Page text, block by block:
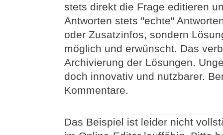
stets direkt die Frage editieren
Antworten stets "echte"
oder Zusatzinfos, sondern
möglich und erwünscht. Das
Archivierung der Lösungen.
doch innovativ und nutzbarer.
Kommentare.
Das Beispiel ist leider nicht